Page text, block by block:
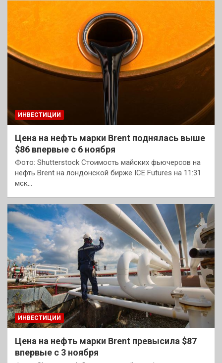
ИНВЕСТИЦИИ
Цена на нефть марки Brent поднялась выше
$86 впервые с 6 ноября
Фото: Shutterstock Стоимость майских фьючерсов на
нефть Brent на лондонской бирже ICE Futures на 11:31
мск…
ИНВЕСТИЦИИ
Цена на нефть марки Brent превысила $87
впервые с 3 ноября